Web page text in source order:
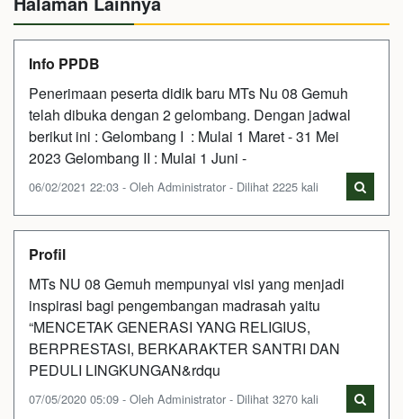
Info PPDB
Penerimaan peserta didik baru MTs Nu 08 Gemuh
telah dibuka dengan 2 gelombang. Dengan jadwal
berikut ini : Gelombang I : Mulai 1 Maret - 31 Mei
2023 Gelombang II : Mulai 1 Juni -
06/02/2021 22:03 - Oleh Administrator - Dilihat 2225 kali
Profil
MTs NU 08 Gemuh mempunyai visi yang menjadi
inspirasi bagi pengembangan madrasah yaitu
“MENCETAK GENERASI YANG RELIGIUS,
BERPRESTASI, BERKARAKTER SANTRI DAN
PEDULI LINGKUNGAN&rdqu
07/05/2020 05:09 - Oleh Administrator - Dilihat 3270 kali